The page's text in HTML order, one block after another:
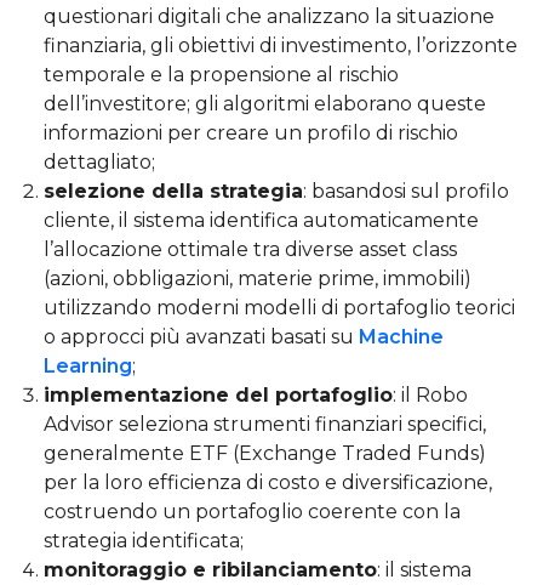
questionari digitali che analizzano la situazione
finanziaria, gli obiettivi di investimento, l’orizzonte
temporale e la propensione al rischio
dell’investitore; gli algoritmi elaborano queste
informazioni per creare un profilo di rischio
dettagliato;
selezione della strategia: basandosi sul profilo
cliente, il sistema identifica automaticamente
l’allocazione ottimale tra diverse asset class
(azioni, obbligazioni, materie prime, immobili)
utilizzando moderni modelli di portafoglio teorici
o approcci più avanzati basati su Machine
Learning;
implementazione del portafoglio: il Robo
Advisor seleziona strumenti finanziari specifici,
generalmente ETF (Exchange Traded Funds)
per la loro efficienza di costo e diversificazione,
costruendo un portafoglio coerente con la
strategia identificata;
monitoraggio e ribilanciamento: il sistema